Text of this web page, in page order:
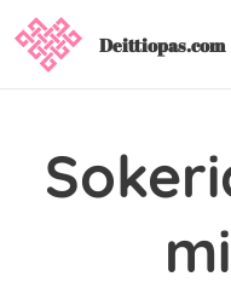
Deittiopas.com